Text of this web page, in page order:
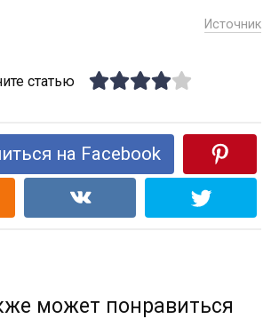
Источник
статью
на Facebook
может понравиться